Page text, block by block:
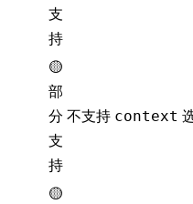
支
持
🟡
部
分
支
持
不支持 context
🟡